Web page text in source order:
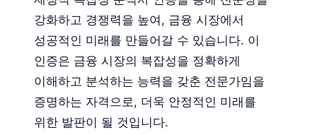
강화하고 경쟁력을 높여, 금융 시장에서
성공적인 미래를 만들어갈 수 있습니다. 이
인증은 금융 시장의 복잡성을 정확하게
이해하고 분석하는 능력을 갖춘 전문가임을
증명하는 자격으로, 더욱 안정적인 미래를
위한 발판이 될 것입니다.